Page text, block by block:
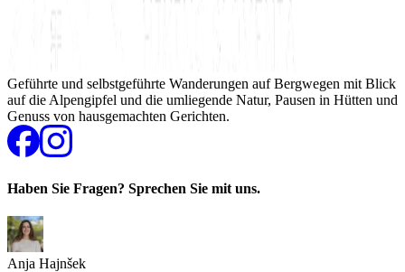
Geführte und selbstgeführte Wanderungen auf Bergwegen mit Blick
auf die Alpengipfel und die umliegende Natur, Pausen in Hütten und
Genuss von hausgemachten Gerichten.
Haben Sie Fragen? Sprechen Sie mit uns.
Anja Hajnšek